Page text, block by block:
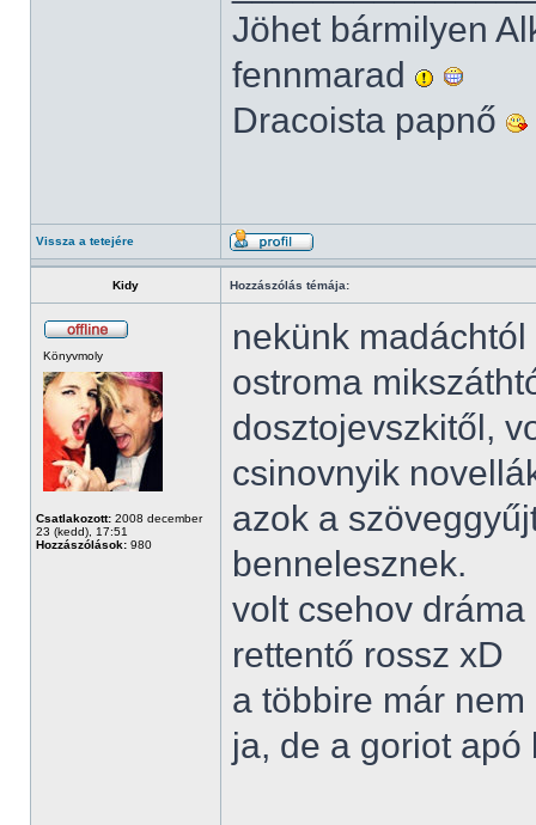
Jöhet bármilyen
fennmarad
Dracoista papnő
Vissza a tetejére
Kidy Hozzászólás témája:
Könyvmoly
Csatlakozott: 2008 december
23 (kedd), 17:51
Hozzászólások: 980
nekünk
ostroma
dosztojevszkitől,
csinovnyik
azok a
bennelesznek.
volt csehov
rettentő rossz xD
a többire már
ja, de a goriot apó